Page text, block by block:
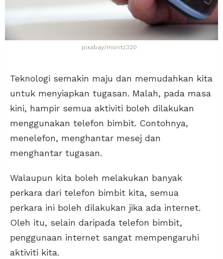
pixabay/moritz320
Teknologi semakin maju dan memudahkan kita
untuk menyiapkan tugasan. Malah, pada masa
kini, hampir semua aktiviti boleh dilakukan
menggunakan telefon bimbit. Contohnya,
menelefon, menghantar mesej dan
menghantar tugasan.
Walaupun kita boleh melakukan banyak
perkara dari telefon bimbit kita, semua
perkara ini boleh dilakukan jika ada internet.
Oleh itu, selain daripada telefon bimbit,
penggunaan internet sangat mempengaruhi
aktiviti kita.